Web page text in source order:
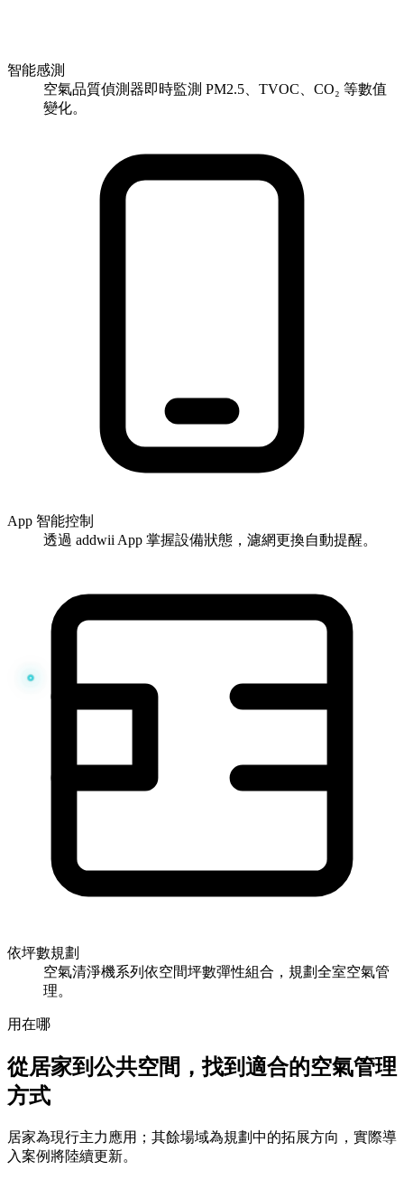
智能感測
空氣品質偵測器即時監測 PM2.5、TVOC、CO₂ 等數值
變化。
App 智能控制
透過 addwii App 掌握設備狀態，濾網更換自動提醒。
依坪數規劃
空氣清淨機系列依空間坪數彈性組合，規劃全室空氣管
理。
用在哪
從居家到公共空間，找到適合的空氣管理
方式
居家為現行主力應用；其餘場域為規劃中的拓展方向，實際導
入案例將陸續更新。